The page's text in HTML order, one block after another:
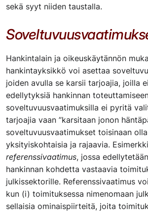
sekä syyt niiden taustalla.
Hankintalain ja oikeuskäytännön
hankintayksikkö voi asettaa
joiden avulla se karsii tarjoajia, joilla
edellytyksiä hankinnan
soveltuvuusvaatimuksilla ei pyritä
tarjoajia vaan ”karsitaan jonon
soveltuvuusvaatimukset toisinaan
yksityiskohtaisia ja rajaavia.
referenssivaatimus, jossa
hankinnan kohdetta vastaavia
julkissektorille. Referenssivaatimus
kun (i) toimituksessa nimenomaan
sellaisia ominaispiirteitä, joita